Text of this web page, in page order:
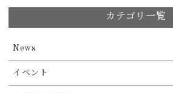
カテゴリ一覧
News
イベント